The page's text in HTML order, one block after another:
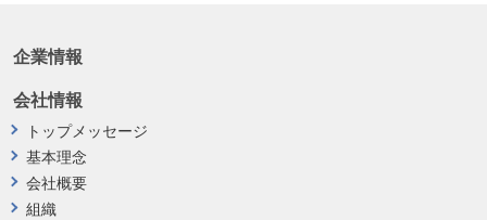
企業情報
会社情報
トップメッセージ
基本理念
会社概要
組織